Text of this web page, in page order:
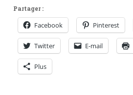
Partager :
Facebook Pinterest
Twitter E-mail
Plus